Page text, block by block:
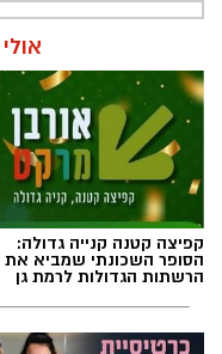
קפיצה קטנה קנייה גדולה:
הסופר השכונתי שמביא את
הרשתות הגדולות לרמת גן